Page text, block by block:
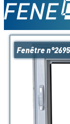
Fenêtre